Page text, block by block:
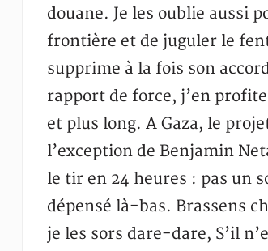
douane. Je les oublie aussi
frontière et de juguler le
supprime à la fois son
rapport de force, j’en
et plus long. A Gaza, le
l’exception de Benjamin
le tir en 24 heures : pas un
dépensé là-bas. Brassens
je les sors dare-dare, S’il